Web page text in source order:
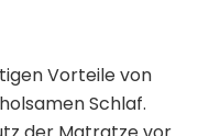
Vorteile von
Schlaf.